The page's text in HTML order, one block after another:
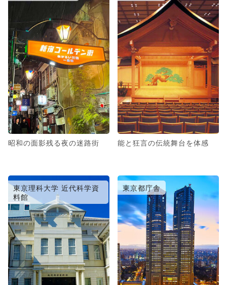
昭和の面影残る夜の迷路街 能と狂言の伝統舞台を体感
東京理科大学 近代科学資
料館
東京都庁舎